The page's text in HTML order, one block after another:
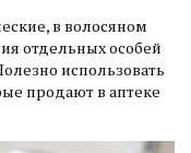
в волосяном
отдельных особей
использовать
продают в аптеке